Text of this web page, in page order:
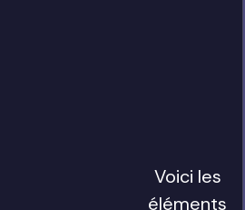
Voici les
éléments